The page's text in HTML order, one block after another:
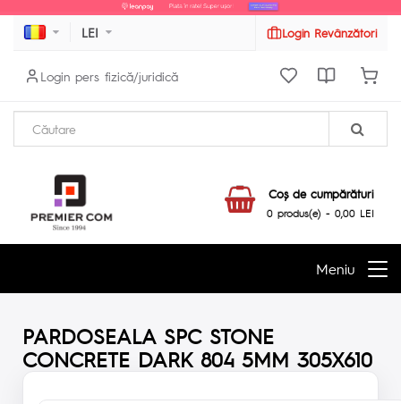
LEI Login Revânzători
Login pers fizică/juridică
Coş de cumpărături
0 produs(e) - 0,00 LEI
Meniu
PARDOSEALA SPC STONE
CONCRETE DARK 804 5MM 305X610